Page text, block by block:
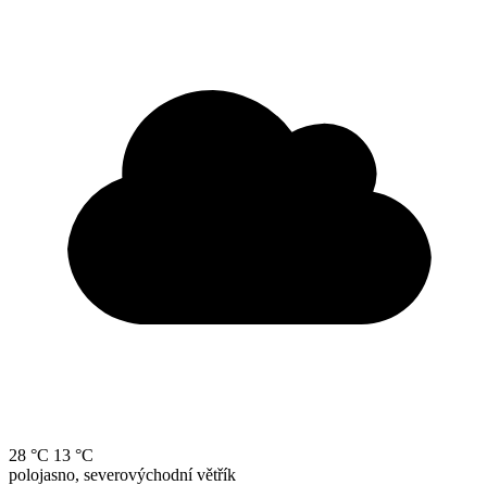
28 °C 13 °C
polojasno, severovýchodní větřík